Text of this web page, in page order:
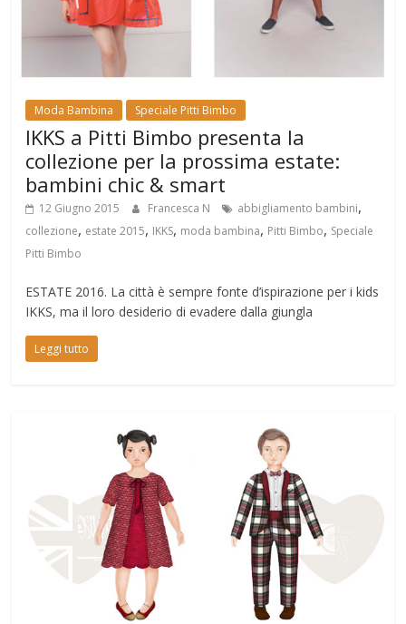
Moda Bambina Speciale Pitti Bimbo
IKKS a Pitti Bimbo presenta la
collezione per la prossima estate:
bambini chic & smart
12 Giugno 2015 Francesca N abbigliamento bambini,
collezione, estate 2015, IKKS, moda bambina, Pitti Bimbo, Speciale
Pitti Bimbo
ESTATE 2016. La città è sempre fonte d’ispirazione per i kids
IKKS, ma il loro desiderio di evadere dalla giungla
Leggi tutto